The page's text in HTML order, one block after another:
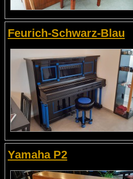
Feurich-Schwarz-Blau
Yamaha P2